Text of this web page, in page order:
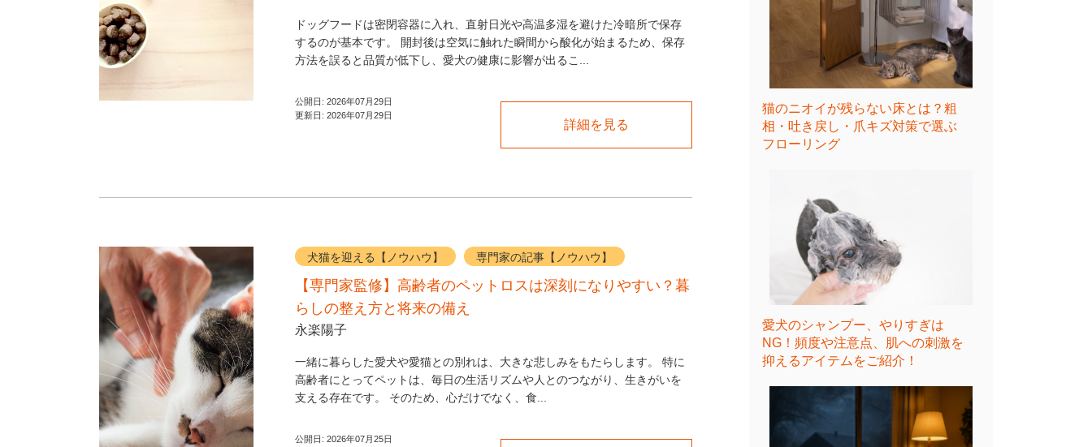
ドッグフードは密閉容器に入れ、直射日光や高温多湿を避けた冷暗所で保存
するのが基本です。 開封後は空気に触れた瞬間から酸化が始まるため、保存
方法を誤ると品質が低下し、愛犬の健康に影響が出るこ...
公開日: 2026年07月29日
更新日: 2026年07月29日
詳細を見る
犬猫を迎える【ノウハウ】 専門家の記事【ノウハウ】
【専門家監修】高齢者のペットロスは深刻になりやすい？暮
らしの整え方と将来の備え
永楽陽子
一緒に暮らした愛犬や愛猫との別れは、大きな悲しみをもたらします。 特に
高齢者にとってペットは、毎日の生活リズムや人とのつながり、生きがいを
支える存在です。 そのため、心だけでなく、食...
公開日: 2026年07月25日
猫のニオイが残らない床とは？粗
相・吐き戻し・爪キズ対策で選ぶ
フローリング
愛犬のシャンプー、やりすぎは
NG！頻度や注意点、肌への刺激を
抑えるアイテムをご紹介！